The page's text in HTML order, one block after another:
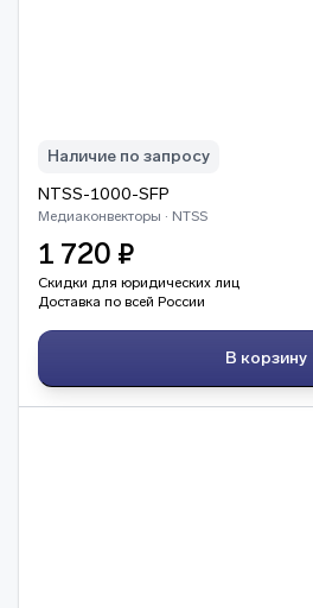
Наличие по запросу
NTSS-1000-SFP
Медиаконвекторы · NTSS
1 720 ₽
Скидки для юридических лиц
Доставка по всей России
В корзину